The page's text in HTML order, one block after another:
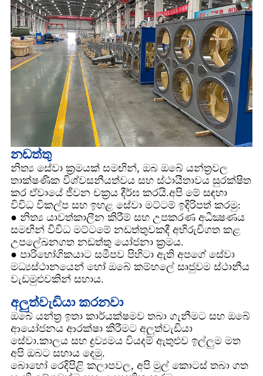
නඩත්තු
නිත්‍ය සේවා ක්‍රමයක් සමඟින්, ඔබ ඔබේ යන්ත්‍රවල
තාක්ෂණික විශ්වසනීයත්වය සහ ස්ථායීතාවය සුරක්ෂිත
කර ඒවායේ ජීවන චක්‍රය දීර්ඝ කරයි.අපි මේ සඳහා
විවිධ විකල්ප සහ ඉහළ සේවා මට්ටම් ඉදිරිපත් කරමු:
● නිත්‍ය යාවත්කාලීන කිරීම් සහ උපකරණ අධීක්‍ෂණය
සමඟින් විවිධ මට්ටමේ නඩත්තුවකදී අභිරුචිගත කළ
උපලේඛනගත නඩත්තු යෝජනා ක්‍රමය.
● පාරිභෝගිකයාට සමීපව පිහිටා ඇති අපගේ සේවා
මධ්‍යස්ථානයෙන් හෝ ඔබේ කම්හලේ සෘජුවම ස්ථානීය
වැඩමුළුවකින් සහාය.
අලුත්වැඩියා කරනවා
ඔබේ යන්ත්‍ර ඉතා කාර්යක්ෂමව තබා ගැනීමට සහ ඔබේ
ආයෝජනය ආරක්ෂා කිරීමට අලුත්වැඩියා
සේවා.කාලය සහ ද්‍රව්‍යමය වියදම් ඇතුළුව ඉල්ලුම මත
අපි ඔබට සහාය දෙමු.
බොහෝ රෙදිපිළි කලාපවල, අපි මුල් කොටස් තබා ගත